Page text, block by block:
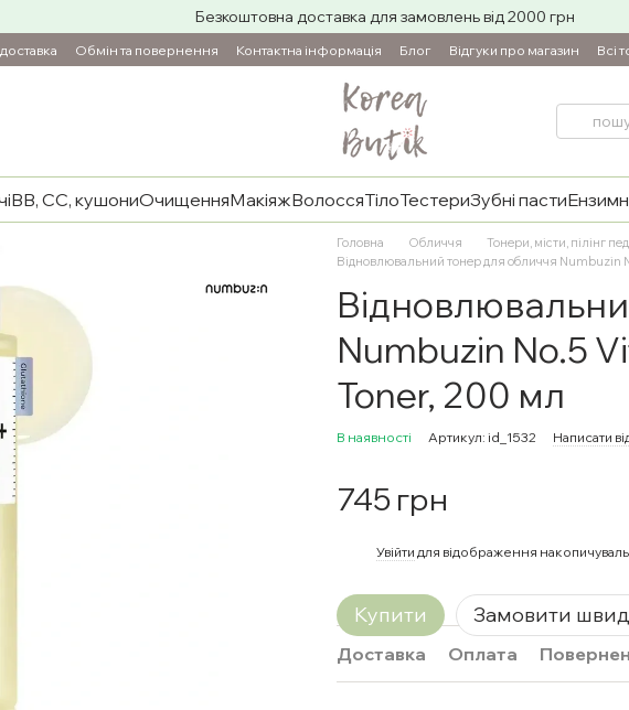
Безкоштовна доставка для замовлень від 2000 грн
Обмін та повернення Контактна інформація Блог Відгуки про магазин Всі
BB, CC, кушониОчищенняМакіяжВолоссяТілоТестериЗубні пасти
Головна Обличчя Тонери, місти, пілінг
Відновлювальний тонер для обличчя Numbuzin
Numbuzin No.5
Toner, 200 мл
В наявності Артикул: id_1532 Написати
745 грн
Увійти для відображення
Купити Замовити
Доставка Оплата